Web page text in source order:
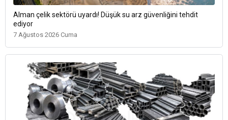
Alman çelik sektörü uyardı! Düşük su arz güvenliğini tehdit
ediyor
7 Ağustos 2026 Cuma